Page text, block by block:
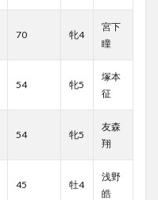
70 牝4
宮下
瞳
54 牝5
塚本
征
54 牝5
友森
翔
45 牡4
浅野
皓